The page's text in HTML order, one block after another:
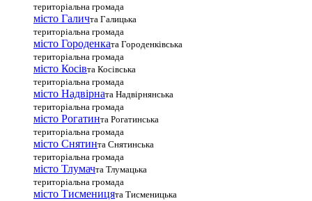
територіальна громада
місто Галичта Галицька
територіальна громада
місто Городенката Городенківська
територіальна громада
місто Косівта Косівська
територіальна громада
місто Надвірната Надвірнянська
територіальна громада
місто Рогатинта Рогатинська
територіальна громада
місто Снятинта Снятинська
територіальна громада
місто Тлумачта Тлумацька
територіальна громада
місто Тисменицята Тисменицька